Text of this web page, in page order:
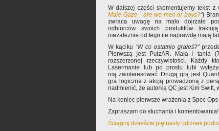
W dalszej części skomentujemy tekst z
Male Gaze - are we men or boys?“)
zwraca uwagę na mało dojrzałe
odbiorców swoich produktów
niezależnie od tego ile naprawdę mają
W kąciku “W co ostatnio grałeś?”
Pierwszą jest PulzAR. Mała i tania
rozszerzonej rzeczywistości. Każdy
Lasermanie lub po prostu lubi
nią zainteresować. Drugą grą jest
gra logiczna z akcją prowadzoną z
nadmienić, że autorką QC jest Kim Swift,
Na koniec pierwsze wrażenia z Spec
Zapraszam do słuchania i komentowania!
Ściągnij dwieście piętnasty odcinek